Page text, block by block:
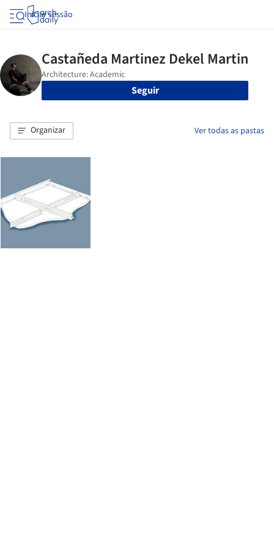
Iniciar sessão
Seguir
Organizar Ver todas as pastas